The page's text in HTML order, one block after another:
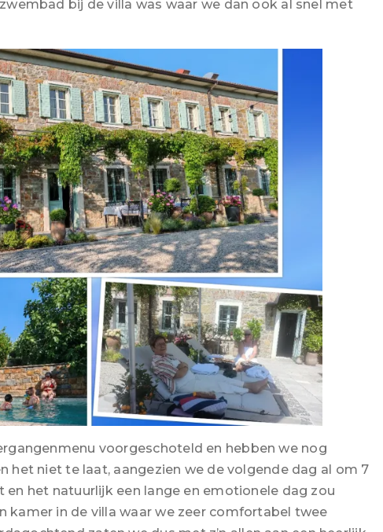
bij de villa was waar we dan ook al snel met
voorgeschoteld en hebben we nog
het niet te laat, aangezien we de volgende dag al om 7
het natuurlijk een lange en emotionele dag zou
kamer in de villa waar we zeer comfortabel twee